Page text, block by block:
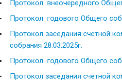
Протокол внеочередного
Протокол годового Общего
Протокол заседания счетной
собрания 28.03.2025г.
Протокол годового Общего
Протокол заседания счетной